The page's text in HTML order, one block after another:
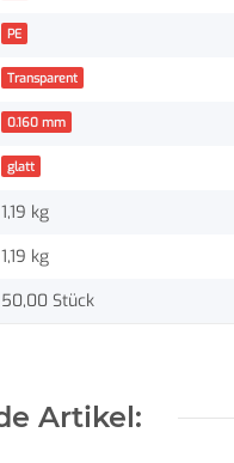
PE
Transparent
0.160 mm
glatt
1,19 kg
1,19 kg
50,00 Stück
Artikel: